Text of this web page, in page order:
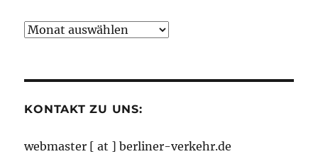
Neuigkeiten
KONTAKT ZU UNS:
webmaster [ at ] berliner-verkehr.de